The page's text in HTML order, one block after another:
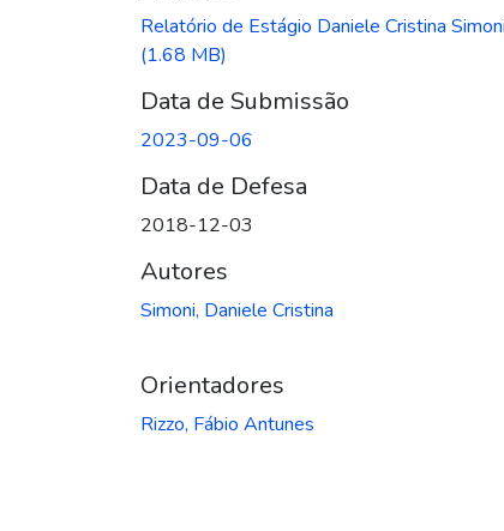
Relatório de Estágio Daniele Cristina
(1.68 MB)
Data de Submissão
2023-09-06
Data de Defesa
2018-12-03
Autores
Simoni, Daniele Cristina
Orientadores
Rizzo, Fábio Antunes